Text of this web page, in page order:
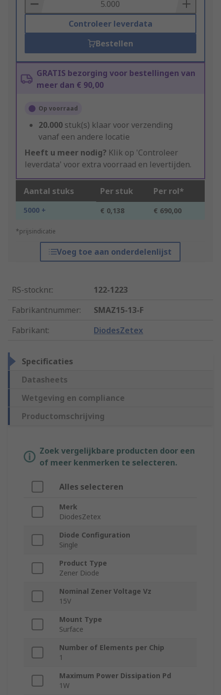
Controleer leverdata
Bestellen
GRATIS bezorging voor bestellingen van
meer dan € 90,00
Op voorraad
20.000 stuk(s) klaar voor verzending
vanaf een andere locatie
Heeft u meer nodig? Klik op 'Controleer
leverdata' voor extra voorraad en levertijden.
Aantal stuks Per stuk Per rol*
5000 + € 0,138 € 690,00
*prijsindicatie
Voeg toe aan onderdelenlijst
RS-stocknr.:
122-1223
Fabrikantnummer:
SMAZ15-13-F
Fabrikant: DiodesZetex
Specificaties
Datasheets
Wetgeving en compliance
Productomschrijving
Zoek vergelijkbare producten door een
of meer kenmerken te selecteren.
Alles selecteren
Merk
DiodesZetex
Diode Configuration
Single
Product Type
Zener Diode
Nominal Zener Voltage Vz
15V
Mount Type
Surface
Number of Elements per Chip
1
Maximum Power Dissipation Pd
1W